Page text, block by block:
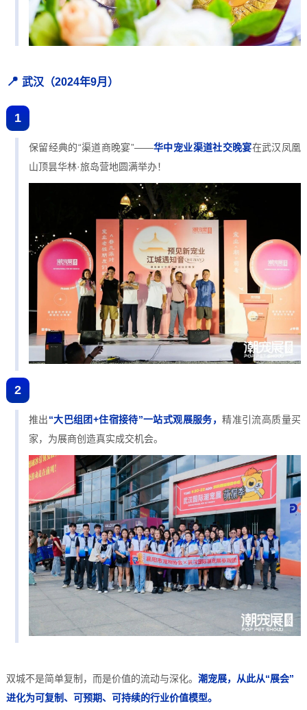
📍 武汉（2024年9月）
1
保留经典的“渠道商晚宴”——华中宠业渠道社交晚宴在武汉凤凰
山顶昙华林·旅岛营地圆满举办！
2
推出“大巴组团+住宿接待”一站式观展服务，精准引流高质量买
家，为展商创造真实成交机会。
双城不是简单复制，而是价值的流动与深化。 潮宠展，从此从“展会”
进化为可复制、可预期、可持续的行业价值模型。